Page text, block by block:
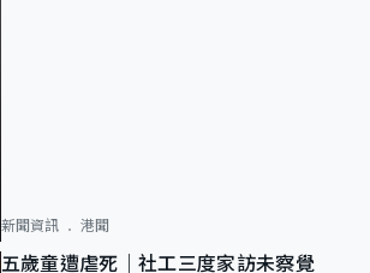
新聞資訊 港聞
五歲童遭虐死｜社工三度家訪未察覺